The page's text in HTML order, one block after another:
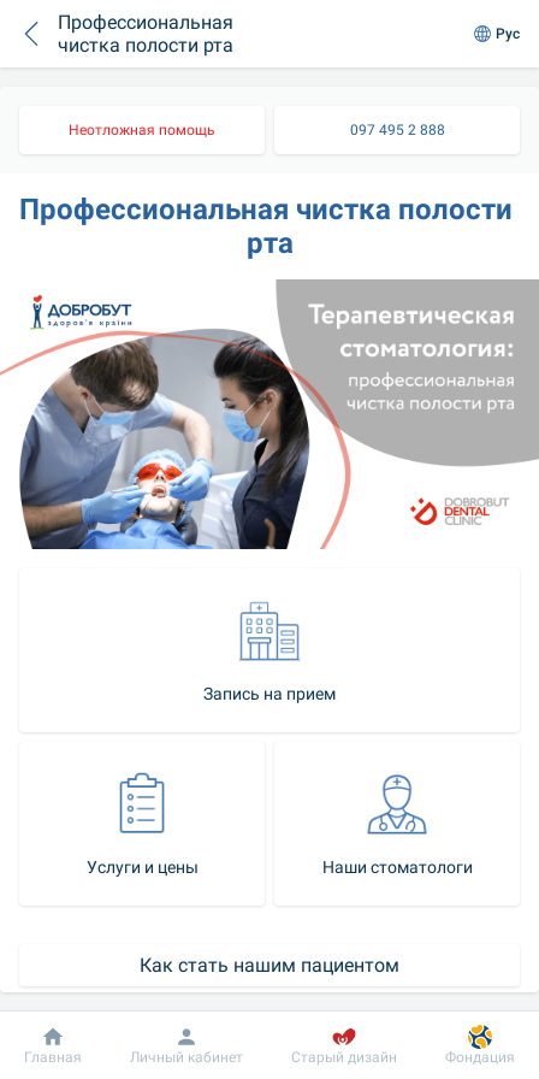
Профессиональная
чистка полости рта
Рус
Неотложная помощь 097 495 2 888
Профессиональная чистка полости
рта
Запись на прием
Услуги и цены Наши стоматологи
Как стать нашим пациентом
Контакт-центр
Добробут Информация Пациенту
Главная Личный кабинет Старый дизайн Фондация